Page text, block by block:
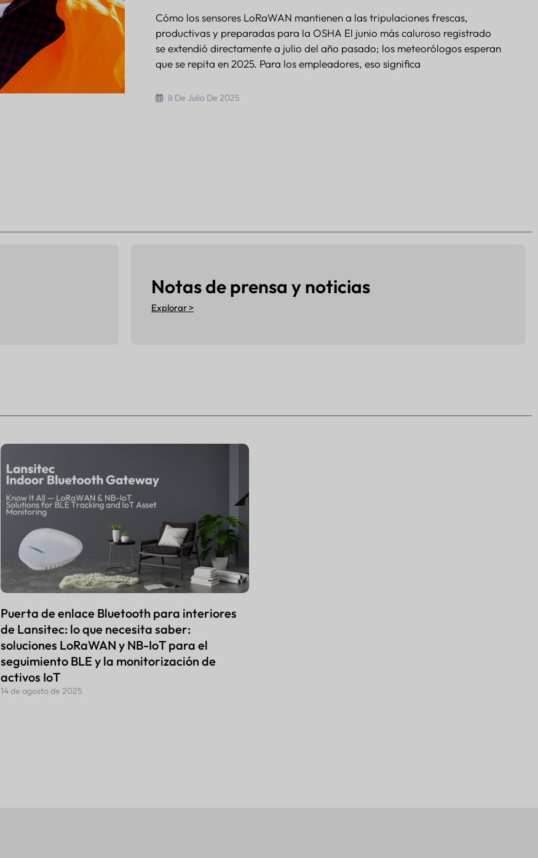
Cómo los sensores LoRaWAN mantienen a las tripulaciones frescas,
productivas y preparadas para la OSHA El junio más caluroso registrado
se extendió directamente a julio del año pasado; los meteorólogos esperan
que se repita en 2025. Para los empleadores, eso significa
8 De Julio De 2025
Notas de prensa y noticias
Explorar >
Puerta de enlace Bluetooth para interiores
de Lansitec: lo que necesita saber:
soluciones LoRaWAN y NB-IoT para el
seguimiento BLE y la monitorización de
activos IoT
14 de agosto de 2025